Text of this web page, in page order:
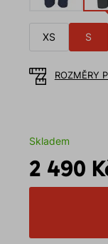
XS S
ROZMĚRY
Skladem
2 490